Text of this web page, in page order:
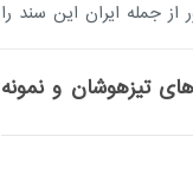
همچنین با حضور 130 کشور از جمله ایران این سند را
تیزهوشان و نمونه